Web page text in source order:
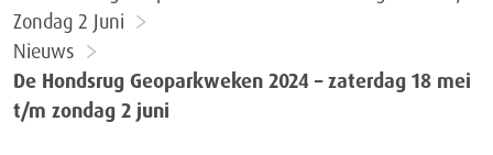
Zondag 2 Juni
Nieuws
De Hondsrug Geoparkweken 2024 – zaterdag 18 mei
t/m zondag 2 juni